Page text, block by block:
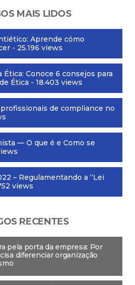
MAIS LIDOS
Aprende cómo
- 25.196 views
Ética: Conoce 6 consejos para
Ética - 18.403 views
de compliance no
— O que é e Como se
– Regulamentando a “Lei
views
RECENTES
pela porta da empresa: Por
diferenciar organização